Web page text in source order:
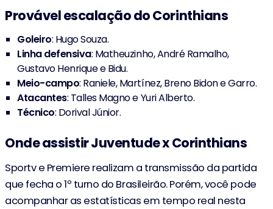
46'
Ênio
Gilberto
38' Gilberto
Cipriano
34'
J. Martínez
Gabriel Taliari
Provável escalação do Corinthians
Goleiro: Hugo Souza.
Linha defensiva: Matheuzinho, André Ramalho,
Gustavo Henrique e Bidu.
Meio-campo: Raniele, Martínez, Breno Bidon e Garro.
Atacantes: Talles Magno e Yuri Alberto.
Técnico: Dorival Júnior.
Onde assistir Juventude x Corinthians
Sportv e Premiere realizam a transmissão da partida
que fecha o 1º turno do Brasileirão. Porém, você pode
acompanhar as estatísticas em tempo real nesta